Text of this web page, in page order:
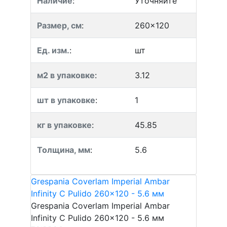
Размер, см: 260x120
Ед. изм.: шт
м2 в упаковке: 3.12
шт в упаковке: 1
кг в упаковке: 45.85
Толщина, мм: 5.6
Grespania Coverlam Imperial Ambar
Infinity C Pulido 260x120 - 5.6 мм
Grespania Coverlam Imperial Ambar
Infinity C Pulido 260x120 - 5.6 мм